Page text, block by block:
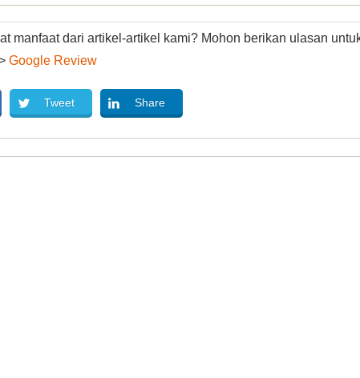
manfaat dari artikel-artikel kami? Mohon berikan ulasan
Google Review
Tweet Share